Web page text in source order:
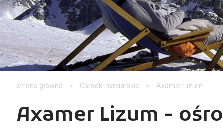
Strona główna > Ośrodki narciarskie > Axamer Lizum
Axamer Lizum -